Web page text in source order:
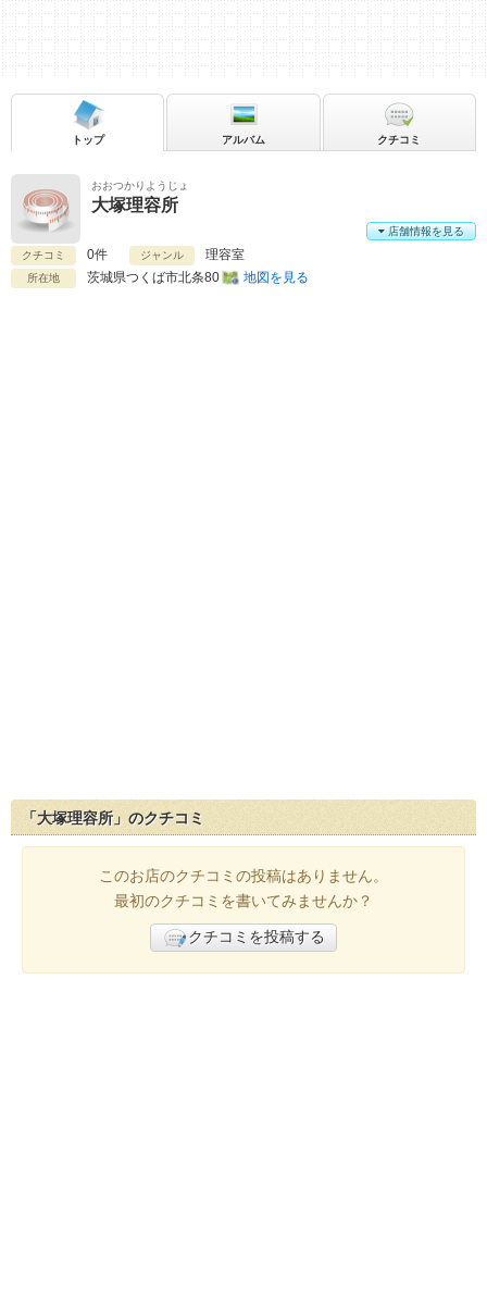
おおつかりようじょ
大塚理容所
クチコミ 0件 ジャンル 理容室
所在地 茨城県つくば市北条80 地図を見る
店舗情報を見る
トップ アルバム クチコミ
「大塚理容所」のクチコミ
このお店のクチコミの投稿はありません。
最初のクチコミを書いてみませんか？
クチコミを投稿する